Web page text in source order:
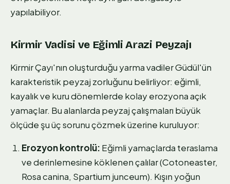
yapılabiliyor.
Kirmir Vadisi ve Eğimli Arazi Peyzajı
Kirmir Çayı'nın oluşturduğu yarma vadiler Güdül'ün
karakteristik peyzaj zorluğunu belirliyor: eğimli,
kayalık ve kuru dönemlerde kolay erozyona açık
yamaçlar. Bu alanlarda peyzaj çalışmaları büyük
ölçüde şu üç sorunu çözmek üzerine kuruluyor:
Erozyon kontrolü: Eğimli yamaçlarda teraslama
ve derinlemesine köklenen çalılar (Cotoneaster,
Rosa canina, Spartium junceum). Kışın yoğun